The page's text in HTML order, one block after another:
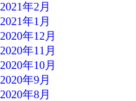
2021年2月
2021年1月
2020年12月
2020年11月
2020年10月
2020年9月
2020年8月